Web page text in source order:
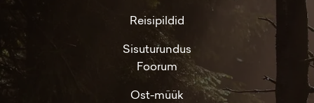
Reisipildid
Sisuturundus
Foorum
Ost-müük